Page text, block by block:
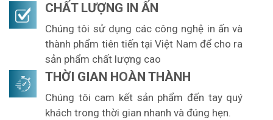
CHẤT LƯỢNG IN ẤN
Chúng tôi sử dụng các công nghệ in ấn và
thành phẩm tiên tiến tại Việt Nam để cho ra
sản phẩm chất lượng cao
THỜI GIAN HOÀN THÀNH
Chúng tôi cam kết sản phẩm đến tay quý
khách trong thời gian nhanh và đúng hẹn.